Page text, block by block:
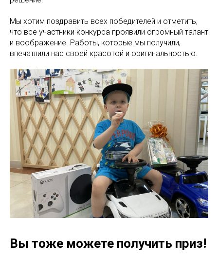
Мы хотим поздравить всех победителей и отметить,
что все участники конкурса проявили огромный талант
и воображение. Работы, которые мы получили,
впечатлили нас своей красотой и оригинальностью.
Вы тоже можете получить приз!